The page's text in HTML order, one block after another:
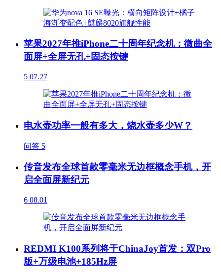
苹果2027年推iPhone二十周年纪念机：微曲全
面屏+全屏无孔+固态按键
5 07.27
电水壶功率一般有多大，烧水壶多少W？
问答 5
传音发布全球首款零毫米无边框概念手机，开
启全面屏新纪元
6 08.01
REDMI K100系列将于ChinaJoy首发：双Pro
版+万级电池+185Hz屏